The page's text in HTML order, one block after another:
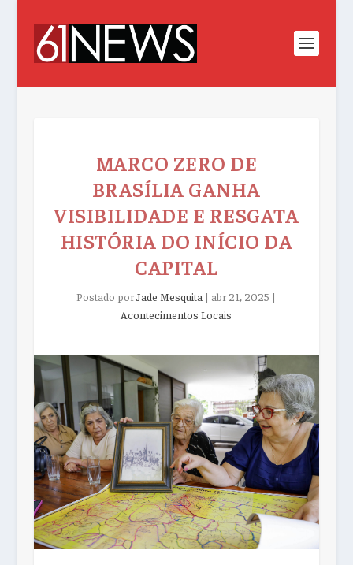
MARCO ZERO DE
BRASÍLIA GANHA
VISIBILIDADE E RESGATA
HISTÓRIA DO INÍCIO DA
CAPITAL
Postado porJade Mesquita | abr 21, 2025 |
Acontecimentos Locais